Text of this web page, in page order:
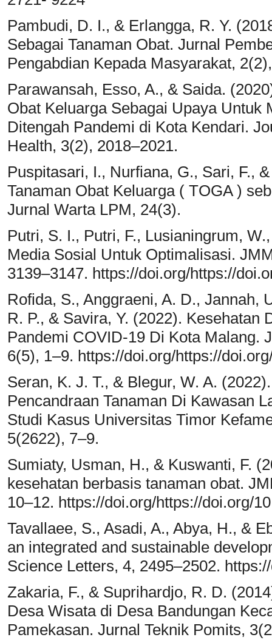
Pambudi, D. I., & Erlangga, R. Y.
Sebagai Tanaman Obat. Jurnal
Pengabdian Kepada Masyarakat,
Parawansah, Esso, A., & Saida.
Obat Keluarga Sebagai Upaya Untuk
Ditengah Pandemi di Kota Kendari.
Health, 3(2), 2018–2021.
Puspitasari, I., Nurfiana, G., Sari, F.,
Tanaman Obat Keluarga ( TOGA )
Jurnal Warta LPM, 24(3).
Putri, S. I., Putri, F., Lusianingrum,
Media Sosial Untuk Optimalisasi.
3139–3147. https://doi.org/https://
Rofida, S., Anggraeni, A. D., Jannah,
R. P., & Savira, Y. (2022). Kesehatan
Pandemi COVID-19 Di Kota Malang.
6(5), 1–9. https://doi.org/https://
Seran, K. J. T., & Blegur, W. A.
Pencandraan Tanaman Di Kawasan
Studi Kasus Universitas Timor
5(2622), 7–9.
Sumiaty, Usman, H., & Kuswanti, F.
kesehatan berbasis tanaman obat.
10–12. https://doi.org/https://doi.org/
Tavallaee, S., Asadi, A., Abya, H., &
an integrated and sustainable
Science Letters, 4, 2495–2502.
Zakaria, F., & Suprihardjo, R. D.
Desa Wisata di Desa Bandungan
Pamekasan. Jurnal Teknik Pomits,